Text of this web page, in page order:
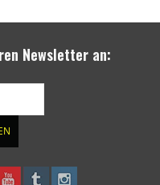
Newsletter an: